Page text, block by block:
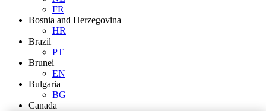
FR
Bosnia and Herzegovina
HR
Brazil
PT
Brunei
EN
Bulgaria
BG
Canada